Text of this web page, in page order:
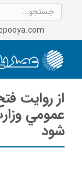
از روايت
عمومي
شود